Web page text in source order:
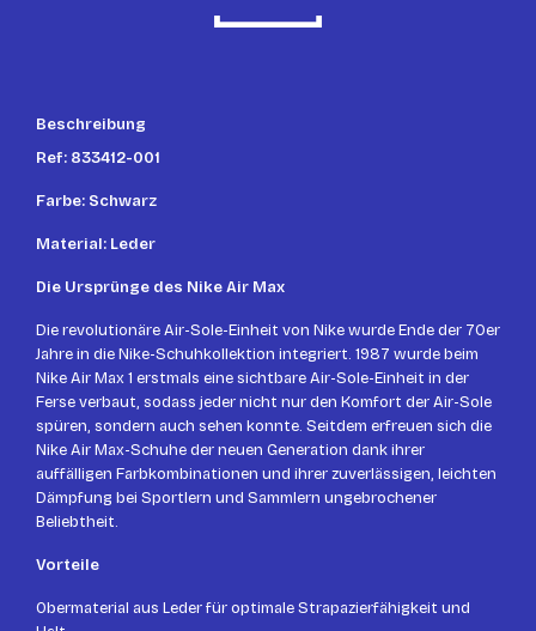
Beschreibung
Ref: 833412-001
Farbe: Schwarz
Material: Leder
Die Ursprünge des Nike Air Max
Die revolutionäre Air-Sole-Einheit von Nike wurde Ende der 70er
Jahre in die Nike-Schuhkollektion integriert. 1987 wurde beim
Nike Air Max 1 erstmals eine sichtbare Air-Sole-Einheit in der
Ferse verbaut, sodass jeder nicht nur den Komfort der Air-Sole
spüren, sondern auch sehen konnte. Seitdem erfreuen sich die
Nike Air Max-Schuhe der neuen Generation dank ihrer
auffälligen Farbkombinationen und ihrer zuverlässigen, leichten
Dämpfung bei Sportlern und Sammlern ungebrochener
Beliebtheit.
Vorteile
Obermaterial aus Leder für optimale Strapazierfähigkeit und